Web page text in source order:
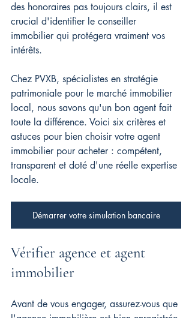
des honoraires pas toujours clairs, il est
crucial d'identifier le conseiller
immobilier qui protégera vraiment vos
intérêts.
Chez PVXB, spécialistes en stratégie
patrimoniale pour le marché immobilier
local, nous savons qu'un bon agent fait
toute la différence. Voici six critères et
astuces pour bien choisir votre agent
immobilier pour acheter : compétent,
transparent et doté d'une réelle expertise
locale.
Démarrer votre simulation bancaire
Vérifier agence et agent
immobilier
Avant de vous engager, assurez-vous que